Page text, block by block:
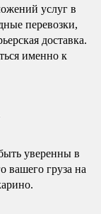
услуг в
перевозки,
доставка.
именно к
уверенны в
вашего груза на